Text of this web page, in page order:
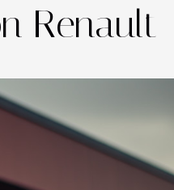
Renault